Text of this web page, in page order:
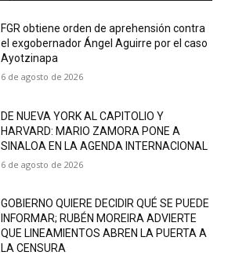
FGR obtiene orden de aprehensión contra
el exgobernador Ángel Aguirre por el caso
Ayotzinapa
6 de agosto de 2026
DE NUEVA YORK AL CAPITOLIO Y
HARVARD: MARIO ZAMORA PONE A
SINALOA EN LA AGENDA INTERNACIONAL
6 de agosto de 2026
GOBIERNO QUIERE DECIDIR QUÉ SE PUEDE
INFORMAR; RUBÉN MOREIRA ADVIERTE
QUE LINEAMIENTOS ABREN LA PUERTA A
LA CENSURA